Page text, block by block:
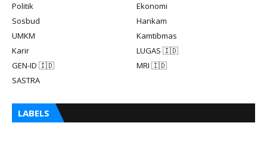
Politik
Ekonomi
Sosbud
Hankam
UMKM
Kamtibmas
Karir
LUGAS 🇮🇩
GEN-ID 🇮🇩
MRI 🇮🇩
SASTRA
LABELS